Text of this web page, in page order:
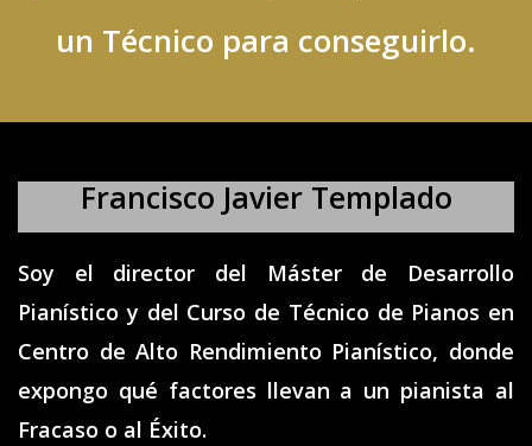
un Técnico para conseguirlo.
Francisco Javier Templado
Soy el director del Máster de Desarrollo
Pianístico y del Curso de Técnico de Pianos en
Centro de Alto Rendimiento Pianístico, donde
expongo qué factores llevan a un pianista al
Fracaso o al Éxito.